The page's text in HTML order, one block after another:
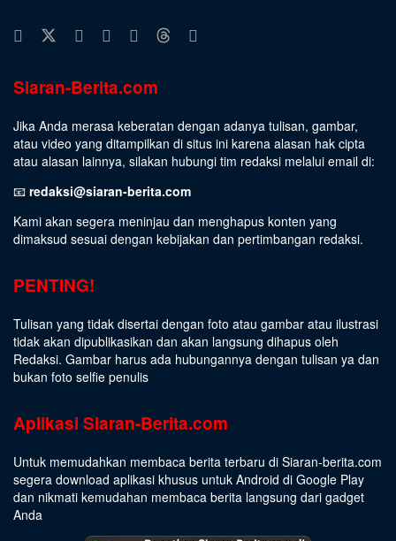
Siaran-Berita.com
Jika Anda merasa keberatan dengan adanya tulisan, gambar,
atau video yang ditampilkan di situs ini karena alasan hak cipta
atau alasan lainnya, silakan hubungi tim redaksi melalui email di:
📧 redaksi@siaran-berita.com
Kami akan segera meninjau dan menghapus konten yang
dimaksud sesuai dengan kebijakan dan pertimbangan redaksi.
PENTING!
Tulisan yang tidak disertai dengan foto atau gambar atau ilustrasi
tidak akan dipublikasikan dan akan langsung dihapus oleh
Redaksi. Gambar harus ada hubungannya dengan tulisan ya dan
bukan foto selfie penulis
Aplikasi Siaran-Berita.com
Untuk memudahkan membaca berita terbaru di Siaran-berita.com
segera download aplikasi khusus untuk Android di Google Play
dan nikmati kemudahan membaca berita langsung dari gadget
Anda